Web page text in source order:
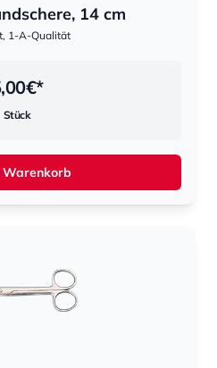
14 cm
1-A-Qualität
€*
Stück
Warenkorb